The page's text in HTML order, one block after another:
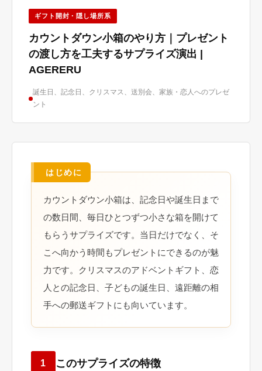
ギフト開封・隠し場所系
カウントダウン小箱のやり方｜プレゼント
の渡し方を工夫するサプライズ演出 |
AGERERU
誕生日、記念日、クリスマス、送別会、家族・恋人へのプレゼ
ント
カウントダウン小箱は、記念日や誕生日まで
の数日間、毎日ひとつずつ小さな箱を開けて
もらうサプライズです。当日だけでなく、そ
こへ向かう時間もプレゼントにできるのが魅
力です。クリスマスのアドベントギフト、恋
人との記念日、子どもの誕生日、遠距離の相
手への郵送ギフトにも向いています。
1 このサプライズの特徴